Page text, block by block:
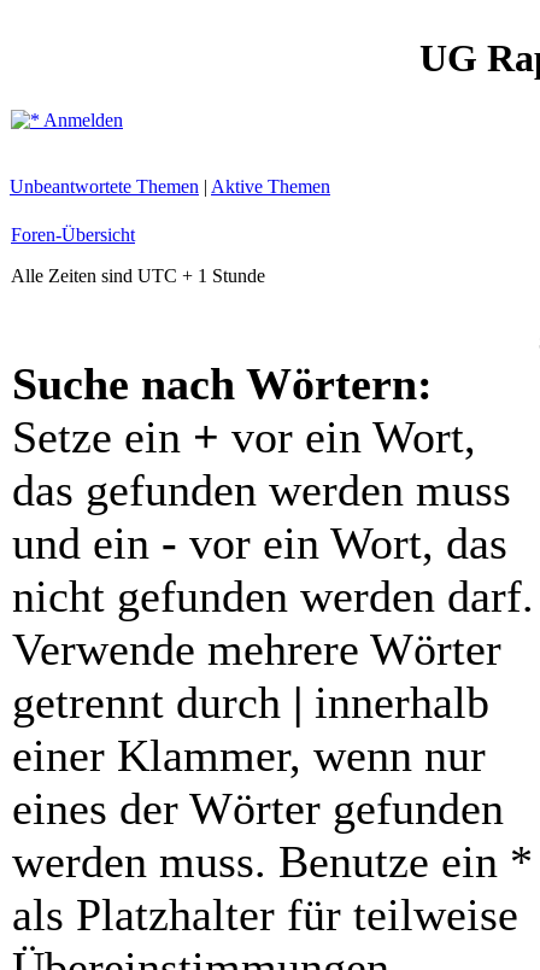
UG
Anmelden
Unbeantwortete Themen | Aktive Themen
Foren-Übersicht
Alle Zeiten sind UTC + 1 Stunde
Suche nach Wörtern:
Setze ein + vor ein Wort,
das gefunden werden muss
und ein - vor ein Wort, das
nicht gefunden werden darf.
Verwende mehrere Wörter
getrennt durch | innerhalb
einer Klammer, wenn nur
eines der Wörter gefunden
werden muss. Benutze ein *
als Platzhalter für teilweise